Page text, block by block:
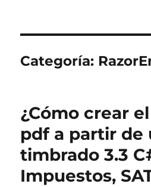
Categoría:
¿Cómo crear
pdf a partir de
timbrado 3.3
Impuestos,